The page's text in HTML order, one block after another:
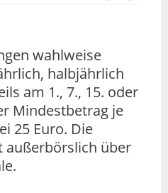
wahlweise
halbjährlich
am 1., 7., 15. oder
Mindestbetrag je
25 Euro. Die
über